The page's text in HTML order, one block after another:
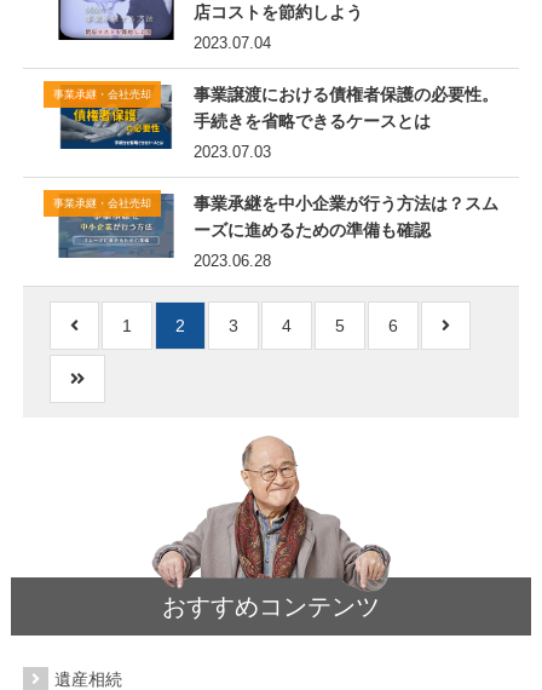
2023.07.04
店コストを節約しよう
事業承継・会社売却
2023.07.03
事業譲渡における債権者保護の必要性。
手続きを省略できるケースとは
事業承継・会社売却
2023.06.28
事業承継を中小企業が行う方法は？スム
ーズに進めるための準備も確認
1 2 3 4 5 6
おすすめコンテンツ
遺産相続